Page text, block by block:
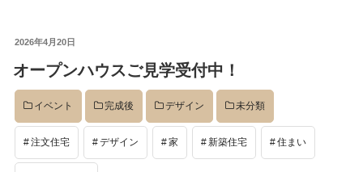
投
日:
2026年4月20日
オープンハウスご見学受付中！
イベント 完成後 デザイン 未分類
注文住宅 デザイン 家 新築住宅 住まい